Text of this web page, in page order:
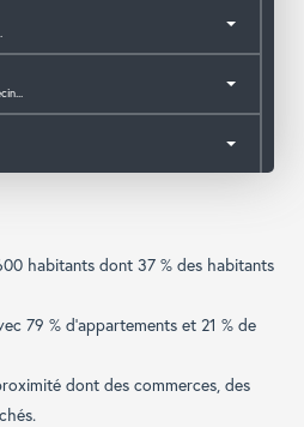
habitants dont 37 % des habitants
79 % d'appartements et 21 % de
dont des commerces, des